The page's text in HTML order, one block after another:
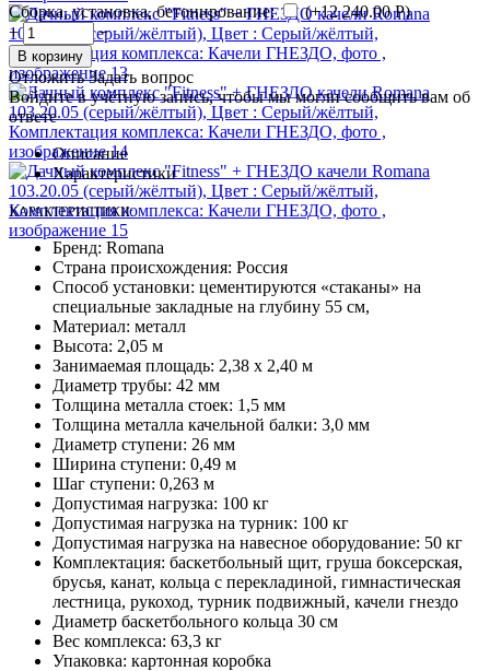
Сборка, установка, бетонирование:
(+12 240.00 Р)
+
−
В корзину
Отложить Задать вопрос
Войдите в учётную запись, чтобы мы могли сообщить вам об
ответе
Описание
Характеристики
ХАРАКТЕРИСТИКИ:
Бренд: Romana
Страна происхождения: Россия
Способ установки: цементируются «стаканы» на
специальные закладные на глубину 55 см,
Материал: металл
Высота: 2,05 м
Занимаемая площадь: 2,38 х 2,40 м
Диаметр трубы: 42 мм
Толщина металла стоек: 1,5 мм
Толщина металла качельной балки: 3,0 мм
Диаметр ступени: 26 мм
Ширина ступени: 0,49 м
Шаг ступени: 0,263 м
Допустимая нагрузка: 100 кг
Допустимая нагрузка на турник: 100 кг
Допустимая нагрузка на навесное оборудование: 50 кг
Комплектация: баскетбольный щит, груша боксерская,
брусья, канат, кольца с перекладиной, гимнастическая
лестница, рукоход, турник подвижный, качели гнездо
Диаметр баскетбольного кольца 30 см
Вес комплекса: 63,3 кг
Упаковка: картонная коробка